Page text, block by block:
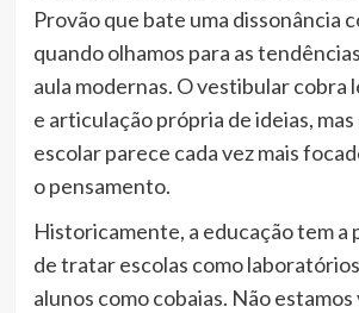
Provão que bate uma dissonância
quando olhamos para as
aula modernas. O vestibular
e articulação própria de ideias,
escolar parece cada vez mais
o pensamento.
Historicamente, a educação tem a
de tratar escolas como
alunos como cobaias. Não estamos